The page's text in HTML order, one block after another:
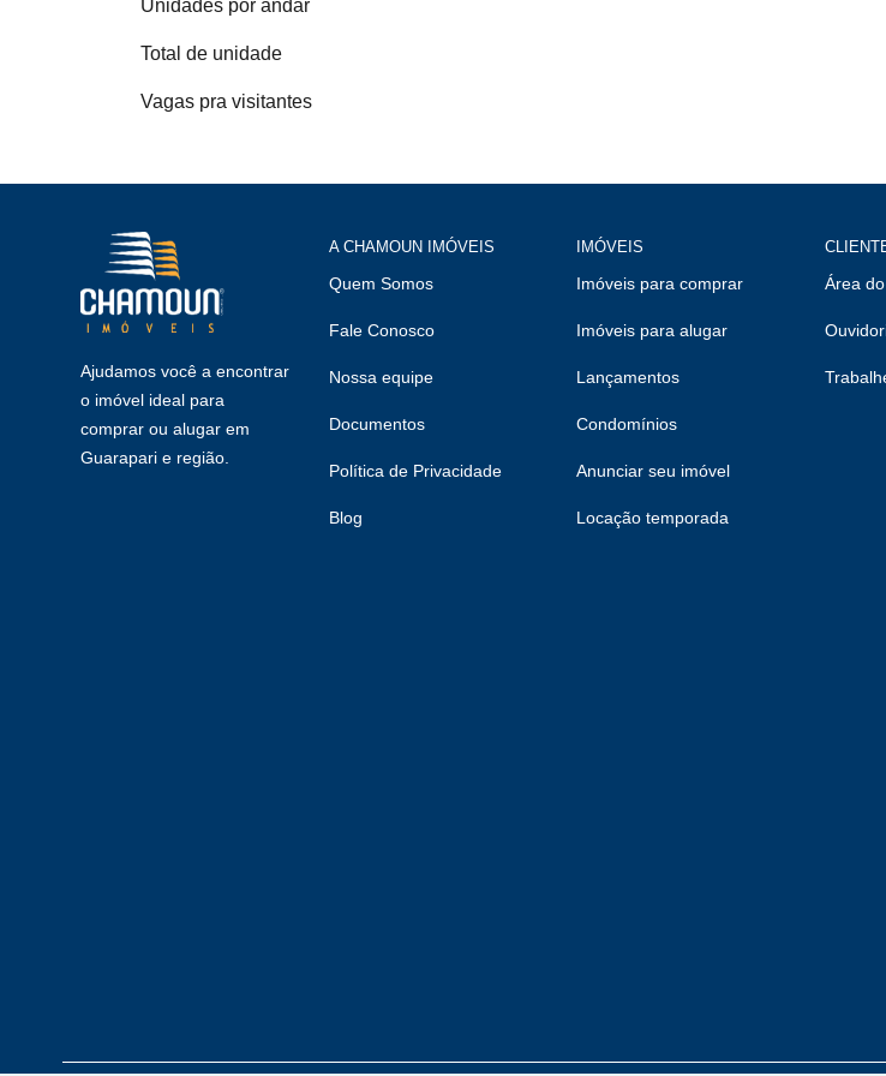
Unidades por andar
Total de unidade
Vagas pra visitantes
Ajudamos você a encontrar
o imóvel ideal para
comprar ou alugar em
Guarapari e região.
A CHAMOUN IMÓVEIS
Quem Somos
Fale Conosco
Nossa equipe
Documentos
Política de Privacidade
Blog
IMÓVEIS
Imóveis para comprar
Imóveis para alugar
Lançamentos
Condomínios
Anunciar seu imóvel
Locação temporada
Área